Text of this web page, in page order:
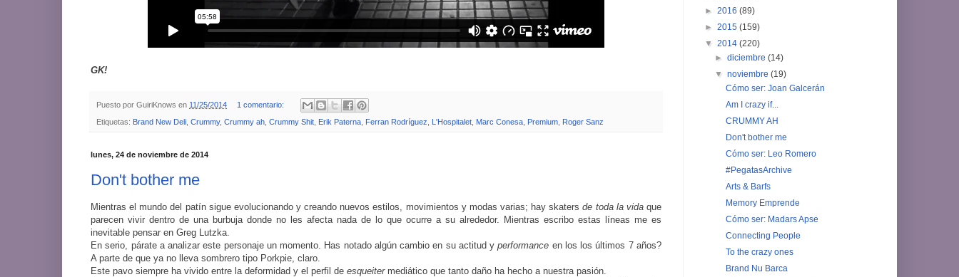
GK!
Puesto por GuiriKnows en 11/25/2014 1 comentario:
Etiquetas: Brand New Deli Crummy, Crummy ah Crummy Shit Erik Paterna Ferran Rodríguez L'Hospitalet Marc Conesa Premium Roger Sanz
lunes, 24 de noviembre de 2014
Don't bother me
Mientras el mundo del patín sigue evolucionando y creando nuevos estilos, movimientos y modas varias; hay skatersde toda la vidaque
parecen vivir dentro de una burbuja donde no les afecta nada de lo que ocurre a su alrededor. Mientras escribo estas líneas me es
inevitable pensar en Greg Lutzka.
En serio, párate a analizar este personaje un momento. Has notado algún cambio en su actitud yperformance en los los últimos 7 años?
A parte de que ya no lleva sombrero tipo Porkpie, claro.
Este pavo siempre ha vivido entre la deformidad y el perfil de esqueitermediático que tanto daño ha hecho a nuestra pasión.
► 2016 (89)
► 2015 (159)
▼ 2014 (220)
►diciembre(14)
▼noviembre(19)
Cómo ser: Joan Galcerán
Am I crazy if...
CRUMMY AH
Don't bother me
Cómo ser: Leo Romero
#PegatasArchive
Arts & Barfs
Memory Emprende
Cómo ser: Madars Apse
Connecting People
To the crazy ones
Brand Nu Barca